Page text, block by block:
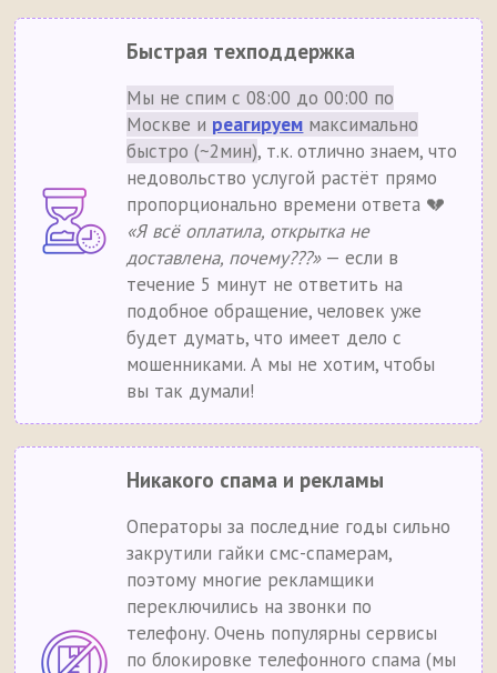
Быстрая техподдержка
Мы не спим с 08:00 до 00:00 по
Москве и реагируем максимально
быстро (~2мин), т.к. отлично знаем, что
недовольство услугой растёт прямо
пропорционально времени ответа 💔
«Я всё оплатила, открытка не
доставлена, почему???»— если в
течение 5 минут не ответить на
подобное обращение, человек уже
будет думать, что имеет дело с
мошенниками. А мы не хотим, чтобы
вы так думали!
Никакого спама и рекламы
Операторы за последние годы сильно
закрутили гайки смс-спамерам,
поэтому многие рекламщики
переключились на звонки по
телефону. Очень популярны сервисы
по блокировке телефонного спама (мы